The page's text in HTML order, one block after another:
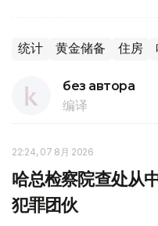
统计 黄金储备 住房
без автора
编译
22:24, 07 8月 2026
哈总检察院查处从
犯罪团伙